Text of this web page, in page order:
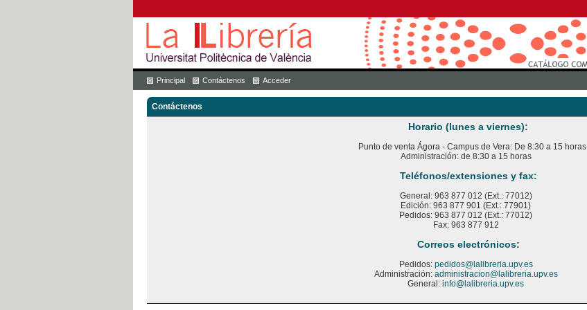
Principal Contáctenos Acceder
Contáctenos
Horario (lunes a viernes):
Punto de venta Ágora - Campus de Vera: De 8:30 a 15 horas
Administración: de 8:30 a 15 horas
Teléfonos/extensiones y fax:
General: 963 877 012 (Ext.: 77012)
Edición: 963 877 901 (Ext.: 77901)
Pedidos: 963 877 012 (Ext.: 77012)
Fax: 963 877 912
Correos electrónicos:
Pedidos: pedidos@lalibreria.upv.es
Administración: administracion@lalibreria.upv.es
General: info@lalibreria.upv.es